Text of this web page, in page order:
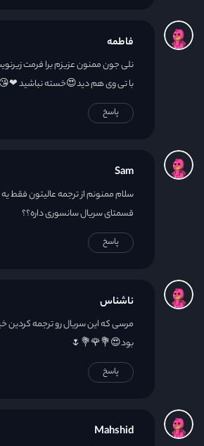
فاطمه
نلی جون ممنون عزیزم برا فرمت
با تی وی هم دید😍خسته نباشید ❤😘
پاسخ
Sam
سلام ممنونم از ترجمه عالیتون فقط
قسمتای سریال سانسوری داره؟؟
پاسخ
ناشناس
مرسی که این سریال رو ترجمه کردین
بود😍💐🌹💐🌷
پاسخ
Mahshid